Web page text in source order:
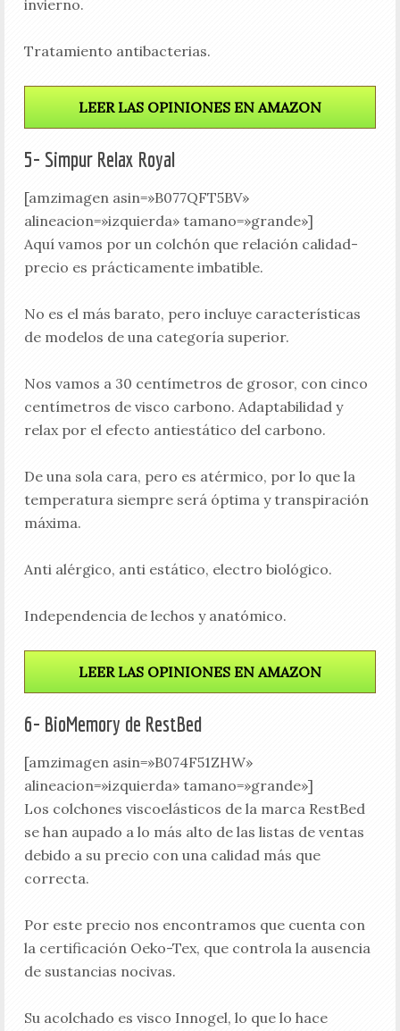
invierno.
Tratamiento antibacterias.
LEER LAS OPINIONES EN AMAZON
5- Simpur Relax Royal
[amzimagen asin=»B077QFT5BV»
alineacion=»izquierda» tamano=»grande»]
Aquí vamos por un colchón que relación calidad-
precio es prácticamente imbatible.
No es el más barato, pero incluye características
de modelos de una categoría superior.
Nos vamos a 30 centímetros de grosor, con cinco
centímetros de visco carbono. Adaptabilidad y
relax por el efecto antiestático del carbono.
De una sola cara, pero es atérmico, por lo que la
temperatura siempre será óptima y transpiración
máxima.
Anti alérgico, anti estático, electro biológico.
Independencia de lechos y anatómico.
LEER LAS OPINIONES EN AMAZON
6- BioMemory de RestBed
[amzimagen asin=»B074F51ZHW»
alineacion=»izquierda» tamano=»grande»]
Los colchones viscoelásticos de la marca RestBed
se han aupado a lo más alto de las listas de ventas
debido a su precio con una calidad más que
correcta.
Por este precio nos encontramos que cuenta con
la certificación Oeko-Tex, que controla la ausencia
de sustancias nocivas.
Su acolchado es visco Innogel, lo que lo hace